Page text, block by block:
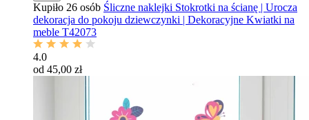
Kupiło 26 osób Śliczne naklejki Stokrotki na ścianę | Urocza
dekoracja do pokoju dziewczynki | Dekoracyjne Kwiatki na
meble T42073
4.0
od 45,00 zł